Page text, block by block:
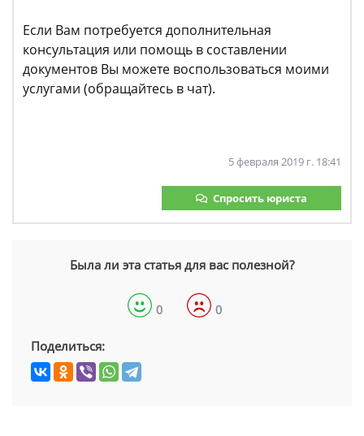
Если Вам потребуется дополнительная
консультация или помощь в составлении
документов Вы можете воспользоваться моими
услугами (обращайтесь в чат).
5 февраля 2019 г. 18:41
Спросить юриста
Была ли эта статья для вас полезной?
0 0
Поделиться: